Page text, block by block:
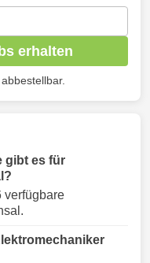
erhalten
gibt es für
verfügbare